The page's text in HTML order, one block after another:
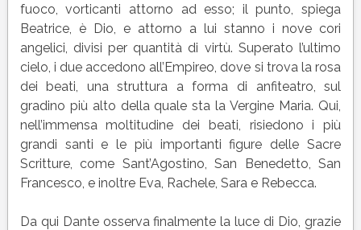
fuoco, vorticanti attorno ad esso; il punto, spiega
Beatrice, è Dio, e attorno a lui stanno i nove cori
angelici, divisi per quantità di virtù. Superato l’ultimo
cielo, i due accedono all’Empireo, dove si trova la rosa
dei beati, una struttura a forma di anfiteatro, sul
gradino più alto della quale sta la Vergine Maria. Qui,
nell’immensa moltitudine dei beati, risiedono i più
grandi santi e le più importanti figure delle Sacre
Scritture, come Sant’Agostino, San Benedetto, San
Francesco, e inoltre Eva, Rachele, Sara e Rebecca.
Da qui Dante osserva finalmente la luce di Dio, grazie